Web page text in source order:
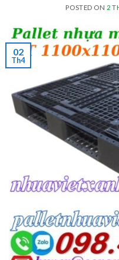
POSTED ON 2
02
Th4